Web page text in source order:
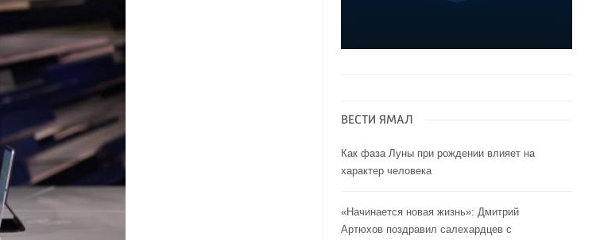
ВЕСТИ ЯМАЛ
Как фаза Луны при рождении влияет на
характер человека
«Начинается новая жизнь»: Дмитрий
Артюхов поздравил салехардцев с